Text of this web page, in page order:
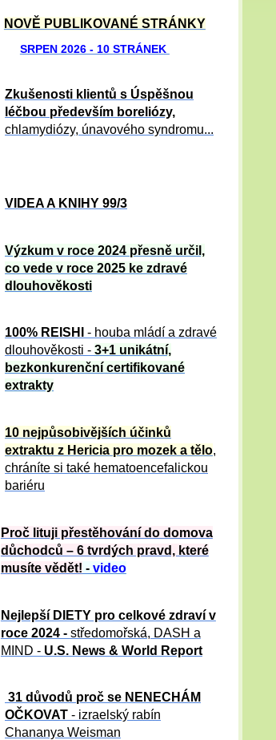
NOVĚ PUBLIKOVANÉ STRÁNKY
SRPEN 2026 - 10 STRÁNEK
Zkušenosti klientů s Úspěšnou
léčbou především boreliózy,
chlamydiózy, únavového syndromu...
VIDEA A KNIHY 99/3
Výzkum v roce 2024 přesně určil,
co vede v roce 2025 ke zdravé
dlouhověkosti
100% REISHI
- houba mládí a zdravé
dlouhověkosti - 3+1 unikátní,
bezkonkurenční certifikované
extrakty
10 nejpůsobivějších účinků
extraktu z Hericia pro mozek a tělo,
chráníte si také hematoencefalickou
bariéru
Proč lituji přestěhování do domova
důchodců – 6 tvrdých pravd, které
musíte vědět! - video
Nejlepší DIETY pro celkové zdraví v
roce 2024 - středomořská, DASH a
MIND - U.S. News & World Report
31 důvod ů proč se NENECHÁM
OČKOVAT - izraelský rabín
Chananya Weisman